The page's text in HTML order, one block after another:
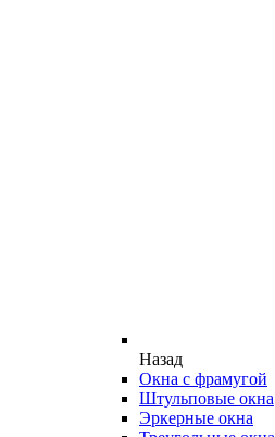
Назад
Окна с фрамугой
Штульповые окна
Эркерные окна